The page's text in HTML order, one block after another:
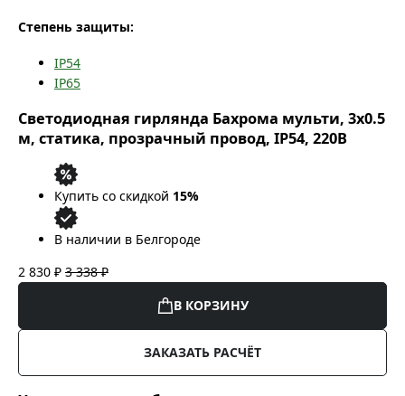
Степень защиты:
IP54
IP65
Светодиодная гирлянда Бахрома мульти, 3x0.5
м, статика, прозрачный провод, IP54, 220В
Купить со скидкой 15%
В наличии в Белгороде
2 830 ₽ 3 338 ₽
В КОРЗИНУ
ЗАКАЗАТЬ РАСЧЁТ